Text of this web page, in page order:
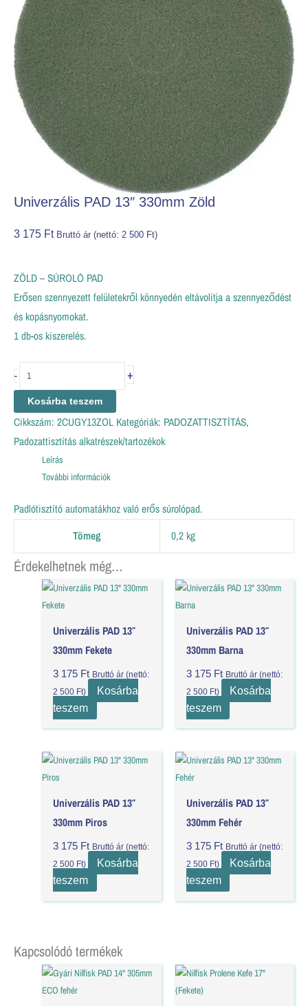
Univerzális PAD 13″ 330mm Zöld
3 175 Ft Bruttó ár (nettó: 2 500 Ft)
ZÖLD – SÚROLÓ PAD
Erősen szennyezett felületekről könnyedén eltávolítja a szennyeződést
és kopásnyomokat.
1 db-os kiszerelés.
- +
Kosárba teszem
Cikkszám: 2CUGY13ZOL Kategóriák: PADOZATTISZTÍTÁS,
Padozattisztítás alkatrészek/tartozékok
Leírás
További információk
Padlótisztító automatákhoz való erős súrolópad.
Tömeg
0,2 kg
Érdekelhetnek még…
Univerzális PAD 13″
330mm Fekete
3 175 Ft Bruttó ár (nettó:
2 500 Ft)
Kosárba
teszem
Univerzális PAD 13″
330mm Barna
3 175 Ft Bruttó ár (nettó:
2 500 Ft)
Kosárba
teszem
Univerzális PAD 13″
330mm Piros
3 175 Ft Bruttó ár (nettó:
2 500 Ft)
Kosárba
teszem
Univerzális PAD 13″
330mm Fehér
3 175 Ft Bruttó ár (nettó:
2 500 Ft)
Kosárba
teszem
Kapcsolódó termékek